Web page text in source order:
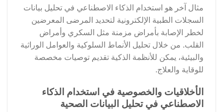
مثال آخر هو استخدام الذكاء الاصطناعي في تحليل بيانات
السجلات الطبية الإلكترونية لتحديد المرضى المعرضين
لخطر الإصابة بأمراض مزمنة مثل السكري وأمراض
القلب. من خلال تحليل الأنماط السلوكية والعوامل الوراثية
والبيئية، يمكن للأنظمة الذكية تقديم توصيات مخصصة
للوقاية والعلاج.
الأخلاقيات والخصوصية في استخدام الذكاء
الاصطناعي في تحليل البيانات الصحية